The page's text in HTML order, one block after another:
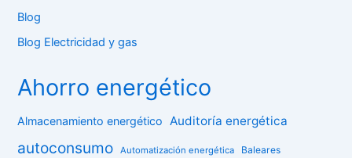
Blog
Blog Electricidad y gas
Ahorro energético
Almacenamiento energético Auditoría energética
autoconsumo Automatización energética Baleares